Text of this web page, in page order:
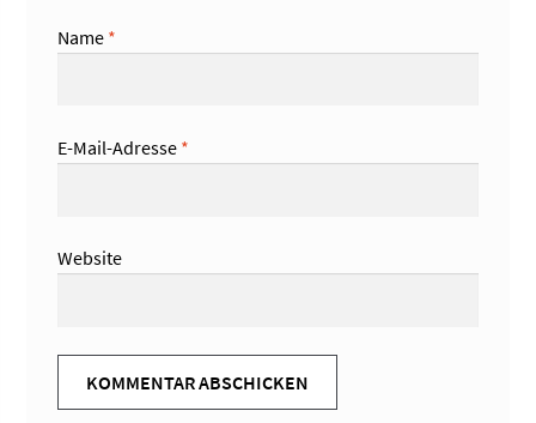
Name *
E-Mail-Adresse *
Website